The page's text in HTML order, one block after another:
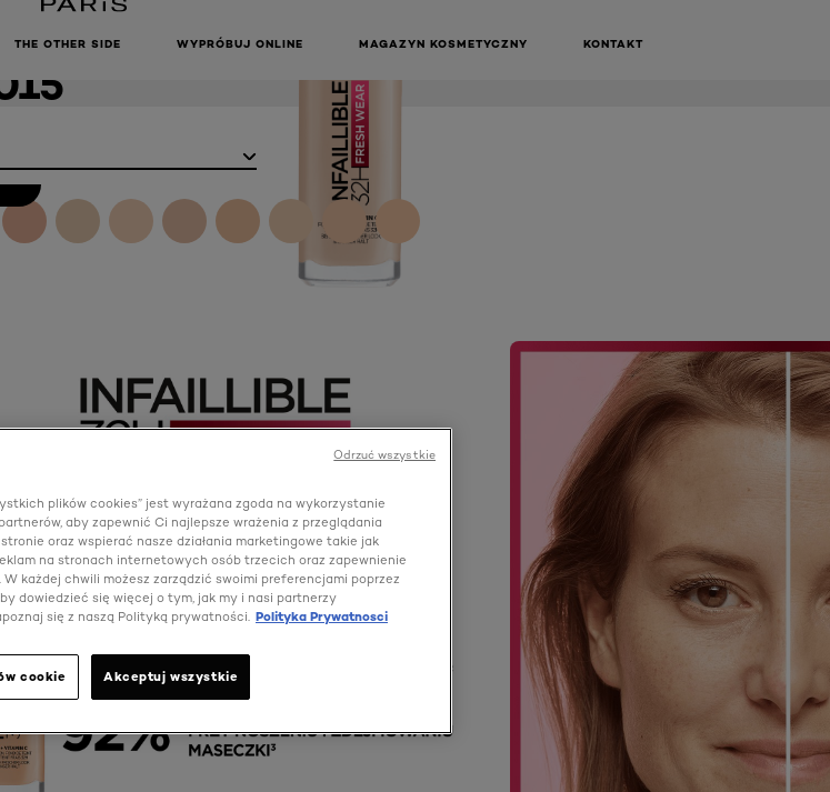
THE OTHER SIDE WYPRÓBUJ ONLINE MAGAZYN KOSMETYCZNY KONTAKT
plików cookies” jest wyrażana zgoda na wykorzystanie
aby zapewnić Ci najlepsze wrażenia z przeglądania
oraz wspierać nasze działania marketingowe takie jak
na stronach internetowych osób trzecich oraz zapewnienie
każdej chwili możesz zarządzić swoimi preferencjami poprzez
dowiedzieć się więcej o tym, jak my i nasi partnerzy
się z naszą Polityką prywatności. Polityka Prywatnosci
cookie Akceptuj wszystkie
Odrzuć wszystkie